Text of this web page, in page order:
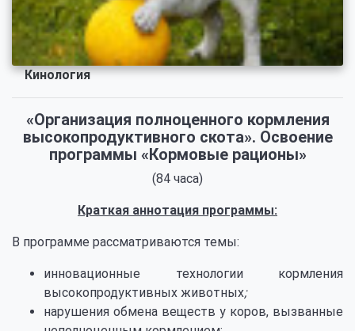
Кинология
«Организация полноценного кормления
высокопродуктивного скота». Освоение
программы «Кормовые рационы»
(84 часа)
Краткая аннотация программы:
В программе рассматриваются темы:
инновационные технологии кормления
высокопродуктивных животных;
нарушения обмена веществ у коров, вызванные